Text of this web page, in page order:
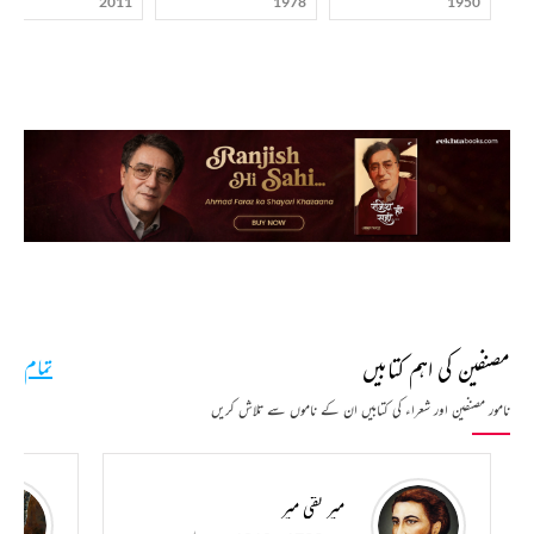
مصنفین کی اہم کتابیں
نامور مصنفین اور شعراء کی کتابیں ان کے ناموں سے تلاش کریں
تمام
میر تقی میر